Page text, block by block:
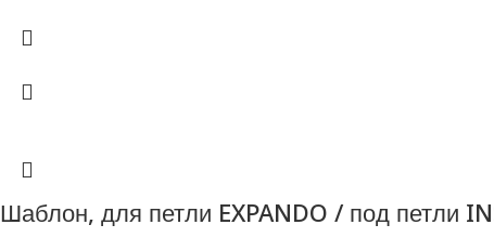
Шаблон, для петли EXPANDO / под петли